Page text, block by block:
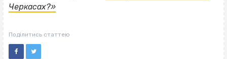
Черкасах?»
Поділитись статтею